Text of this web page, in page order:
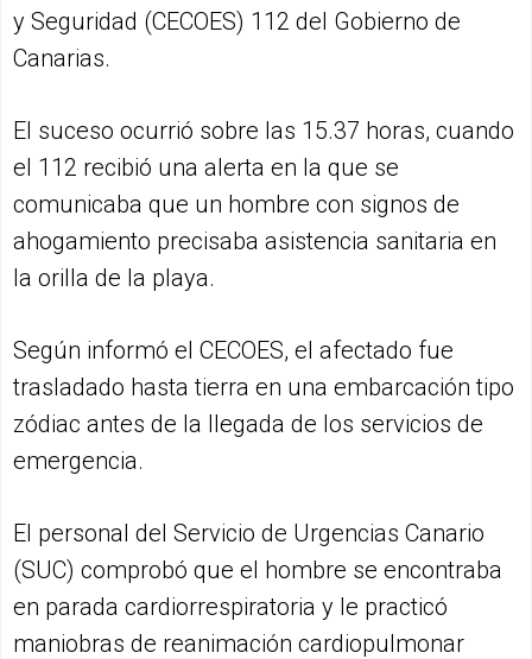
y Seguridad (CECOES) 112 del Gobierno de
Canarias.
El suceso ocurrió sobre las 15.37 horas, cuando
el 112 recibió una alerta en la que se
comunicaba que un hombre con signos de
ahogamiento precisaba asistencia sanitaria en
la orilla de la playa.
Según informó el CECOES, el afectado fue
trasladado hasta tierra en una embarcación tipo
zódiac antes de la llegada de los servicios de
emergencia.
El personal del Servicio de Urgencias Canario
(SUC) comprobó que el hombre se encontraba
en parada cardiorrespiratoria y le practicó
maniobras de reanimación cardiopulmonar